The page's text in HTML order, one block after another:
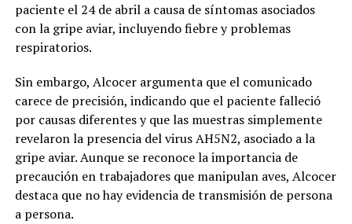
paciente el 24 de abril a causa de síntomas asociados
con la gripe aviar, incluyendo fiebre y problemas
respiratorios.
Sin embargo, Alcocer argumenta que el comunicado
carece de precisión, indicando que el paciente falleció
por causas diferentes y que las muestras simplemente
revelaron la presencia del virus AH5N2, asociado a la
gripe aviar. Aunque se reconoce la importancia de
precaución en trabajadores que manipulan aves, Alcocer
destaca que no hay evidencia de transmisión de persona
a persona.